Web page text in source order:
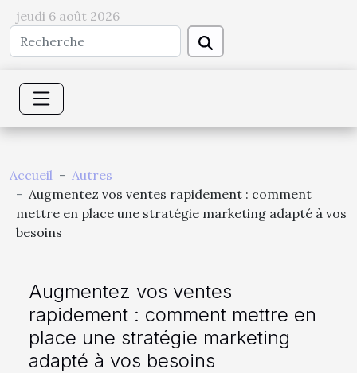
jeudi 6 août 2026
Accueil
Autres
Augmentez vos ventes rapidement : comment
mettre en place une stratégie marketing adapté à vos
besoins
Augmentez vos ventes
rapidement : comment mettre en
place une stratégie marketing
adapté à vos besoins